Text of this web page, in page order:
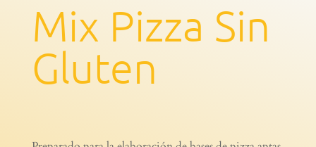
Mix Pizza Sin
Gluten